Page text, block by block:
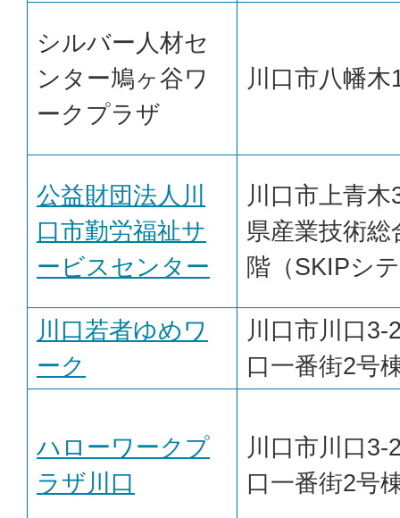
シルバー人材セ
ンター鳩ヶ谷ワ
ークプラザ
川口市八幡木
公益財団法人川
口市勤労福祉サ
ービスセンター
川口市上青
県産業技術
階（SKIPシ
川口若者ゆめワ
ーク
川口市川口3-
口一番街2号
ハローワークプ
ラザ川口
川口市川口3-
口一番街2号